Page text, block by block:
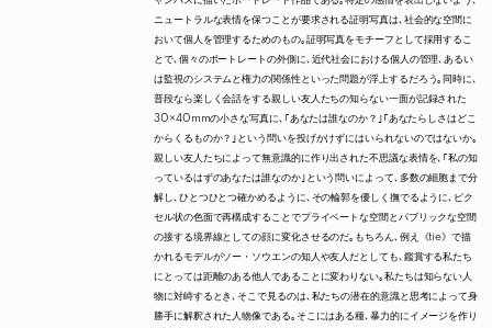
ニュートラルな表情を保つことが要求される証明写真は､社会的な空間に
おいて個人を管理するためのもの｡証明写真をモチーフとして採用するこ
とで､個々のポートレートの外側に､近代社会における個人の管理､あるい
は監視のシステムと権力の関係性といった問題が浮上するだろう｡同時に､
普段なら楽しく会話をする親しい友人たちの知らない一面が記録された
30×40mmの小さな写真に､｢あなたは誰なのか？｣｢あなたらしさはどこ
からくるものか？｣という問いを投げかけずにはいられないのではないか｡
親しい友人たちによって無意識的に作り出された不思議な表情を､｢私の知
っているはずのあなたは誰なのか｣という問いによって､多数の細胞まで分
解し､ひとつひとつ確かめるように､その輪郭を優しく撫でるように､ピク
セル状の色面で再構成することでプライベートな空間とパブリックな空間
の接する境界線としての顔に変化させるのだ｡もちろん､例え《tie》で描
かれるモデルがソー・ソウエンの知人や友人だとしても､鑑賞する私たち
にとっては距離のある他人であることに変わりない｡私たちは知らない人
物に対峙するとき､そこで見るのは､私たちの潜在的意識と思考によって身
勝手に解釈された人物像である｡そこにはある種､暴力的にイメージを作り